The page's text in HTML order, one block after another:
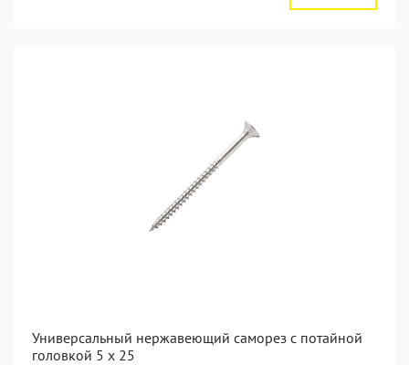
Универсальный нержавеющий саморез с потайной
головкой 5 x 25